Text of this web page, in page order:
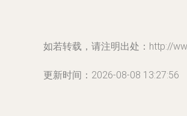
如若转载，请注明出处：http://
更新时间：2026-08-08 13:27:56